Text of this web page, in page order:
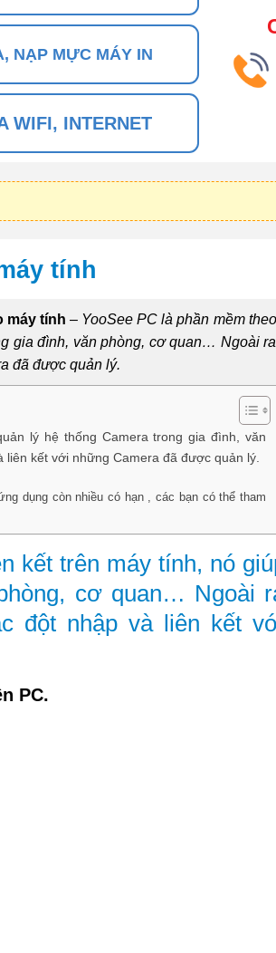
NẠP MỰC MÁY IN
WIFI, INTERNET
tính
máy tính – YooSee PC là phần mềm theo
gia đình, văn phòng, cơ quan… Ngoài ra
đã được quản lý.
lý hệ thống Camera trong gia đình, văn
kết với những Camera đã được quản lý.
dụng còn nhiều có hạn , các bạn có thể tham
kết trên máy tính, nó
cơ quan… Ngoài
đột nhập và liên kết
PC.